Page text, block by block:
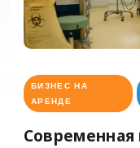
БИЗНЕС НА
АРЕНДЕ
Современная